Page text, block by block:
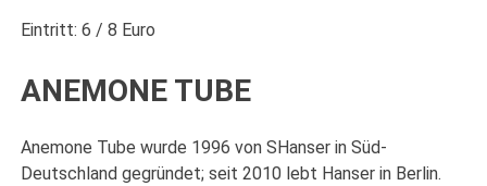
Eintritt: 6 / 8 Euro
ANEMONE TUBE
Anemone Tube wurde 1996 von SHanser in Süd-
Deutschland gegründet; seit 2010 lebt Hanser in Berlin.